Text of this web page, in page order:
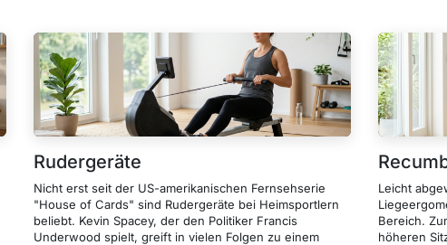
Rudergeräte
Nicht erst seit der US-amerikanischen Fernsehserie
"House of Cards" sind Rudergeräte bei Heimsportlern
beliebt. Kevin Spacey, der den Politiker Francis
Underwood spielt, greift in vielen Folgen zu einem
Leicht
Bereich.
höheren